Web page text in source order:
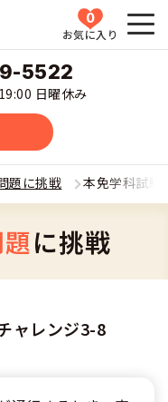
0
お気に入り
5522
日曜休み
ぶ
題に挑戦 本免学科試験
に挑戦
ャレンジ3-8